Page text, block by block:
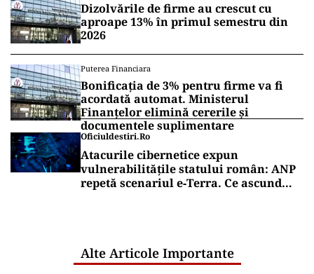
Dizolvările de firme au crescut cu
aproape 13% în primul semestru din
2026
Puterea Financiara
Bonificația de 3% pentru firme va fi
acordată automat. Ministerul
Finanțelor elimină cererile și
documentele suplimentare
Oficiuldestiri.ro
Atacurile cibernetice expun
vulnerabilitățile statului român: ANP
repetă scenariul e‑Terra. Ce ascund
Alte Articole Importante